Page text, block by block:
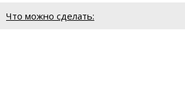
Что можно сделать: